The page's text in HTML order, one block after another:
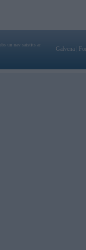
un nav saistīts ar
Galvena